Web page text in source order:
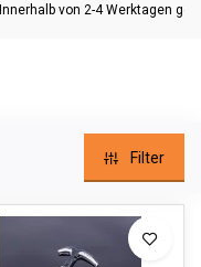
von 2-4 Werktagen geliefert
Filter